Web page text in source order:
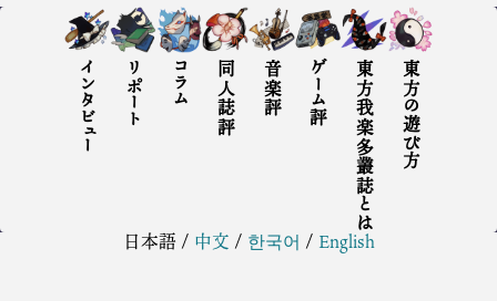
インタビュー リポート コラム 同人誌評 音楽評 ゲーム評 東方我楽多叢誌とは 東方の遊び方
日本語/ 中文 / 한국어 / English